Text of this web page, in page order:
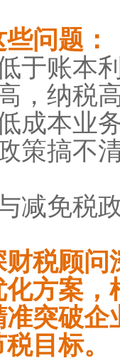
问题：
于账本
，纳税
成本业
策搞不
减免税
税顾
方案
准突破
目标。